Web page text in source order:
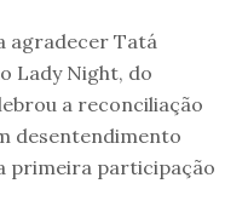
agradecer Tatá
Lady Night, do
a reconciliação
desentendimento
primeira participação